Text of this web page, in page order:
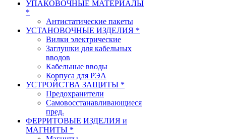
УПАКОВОЧНЫЕ МАТЕРИАЛЫ
*
Антистатические пакеты
УСТАНОВОЧНЫЕ ИЗДЕЛИЯ *
Вилки электрические
Заглушки для кабельных
вводов
Кабельные вводы
Корпуса для РЭА
УСТРОЙСТВА ЗАЩИТЫ *
Предохранители
Самовосстанавливающиеся
пред.
ФЕРРИТОВЫЕ ИЗДЕЛИЯ и
МАГНИТЫ *